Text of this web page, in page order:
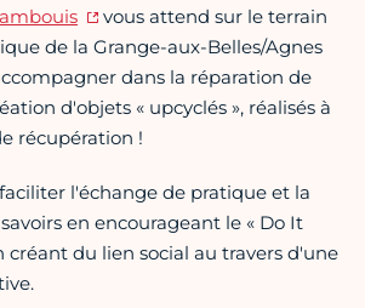
vous attend sur le terrain
de la Grange-aux-Belles/Agnes
dans la réparation de
d'objets « upcyclés », réalisés à
récupération !
l'échange de pratique et la
en encourageant le « Do It
créant du lien social au travers d'une